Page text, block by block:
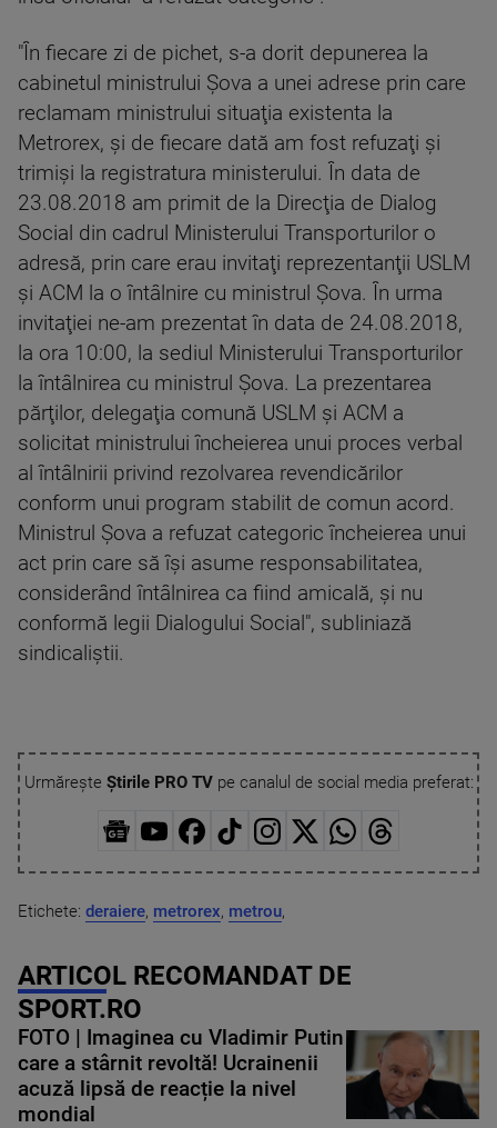
"În fiecare zi de pichet, s-a dorit depunerea la
cabinetul ministrului Şova a unei adrese prin care
reclamam ministrului situaţia existenta la
Metrorex, şi de fiecare dată am fost refuzaţi şi
trimişi la registratura ministerului. În data de
23.08.2018 am primit de la Direcţia de Dialog
Social din cadrul Ministerului Transporturilor o
adresă, prin care erau invitaţi reprezentanţii USLM
şi ACM la o întâlnire cu ministrul Şova. În urma
invitaţiei ne-am prezentat în data de 24.08.2018,
la ora 10:00, la sediul Ministerului Transporturilor
la întâlnirea cu ministrul Şova. La prezentarea
părţilor, delegaţia comună USLM şi ACM a
solicitat ministrului încheierea unui proces verbal
al întâlnirii privind rezolvarea revendicărilor
conform unui program stabilit de comun acord.
Ministrul Şova a refuzat categoric încheierea unui
act prin care să îşi asume responsabilitatea,
considerând întâlnirea ca fiind amicală, şi nu
conformă legii Dialogului Social", subliniază
sindicaliştii.
Urmărește Știrile PRO TVpe canalul de social media preferat:
Etichete: deraiere, metrorex, metrou,
ARTICOL RECOMANDAT DE
SPORT.RO
FOTO | Imaginea cu Vladimir Putin
care a stârnit revoltă! Ucrainenii
acuză lipsă de reacție la nivel
mondial